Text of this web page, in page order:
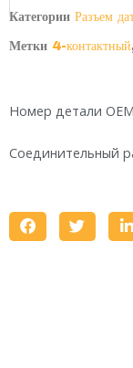
Категории Разъем
Метки 4-контактный
Номер детали
Соединительный